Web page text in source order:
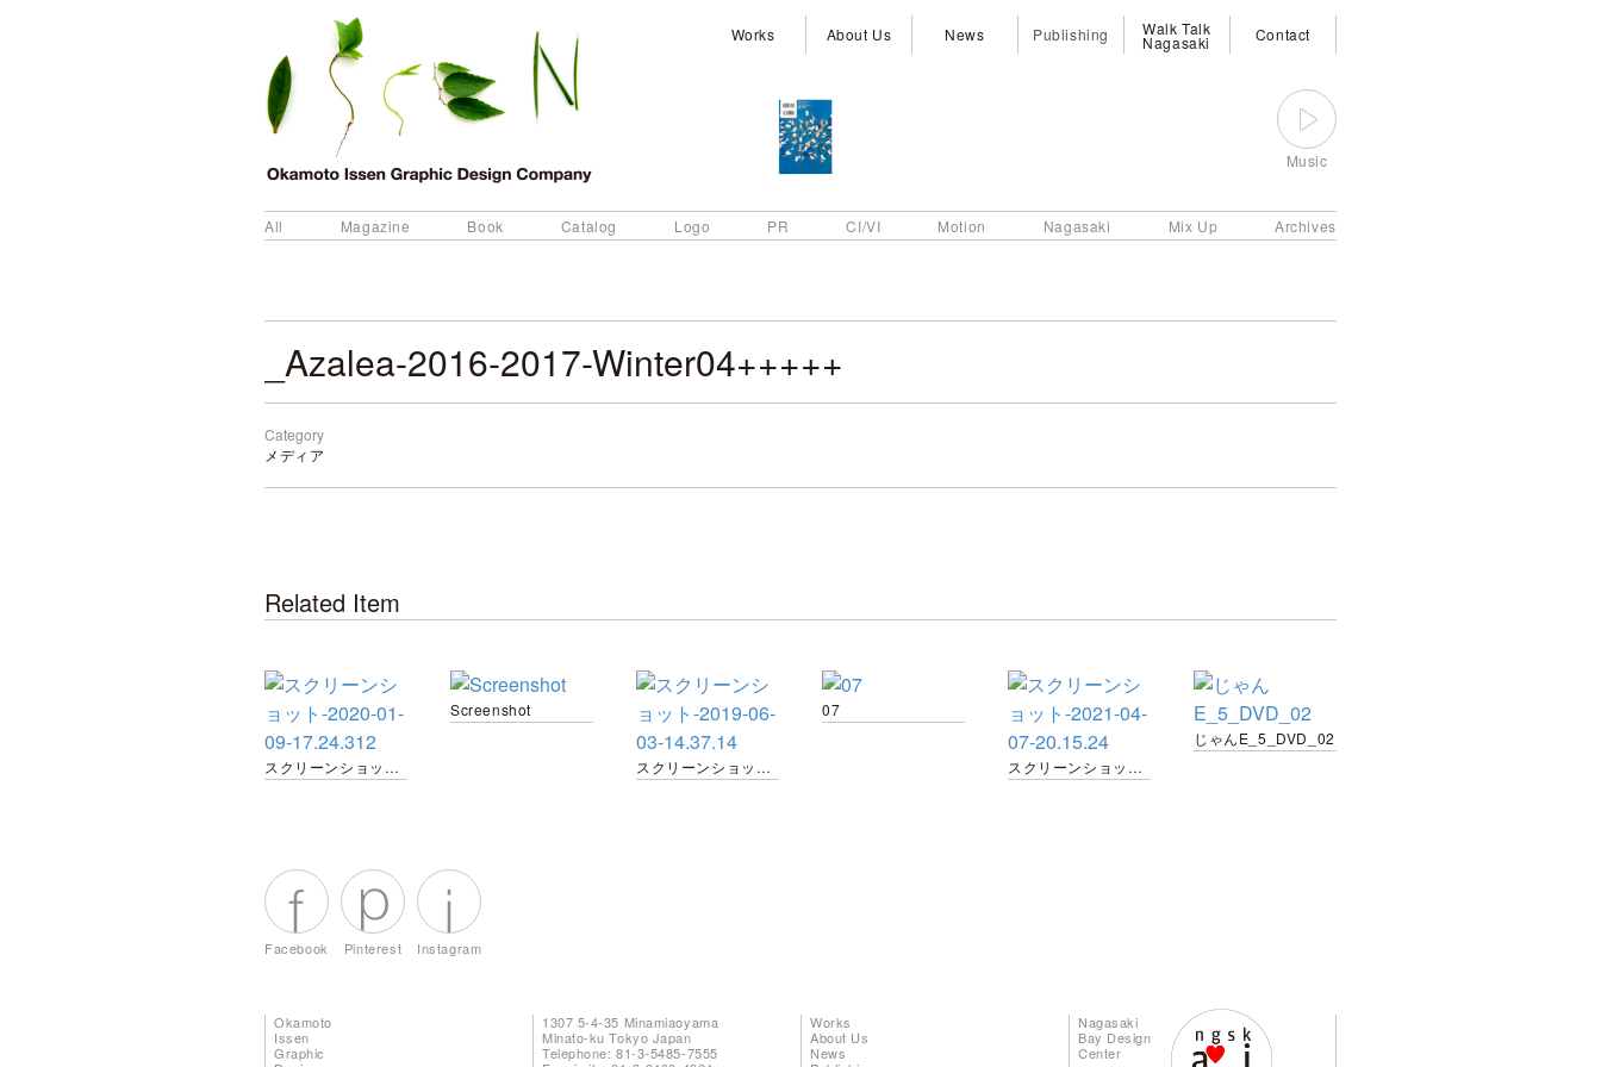
Works About Us News Publishing Walk Talk
Nagasaki Contact
Music
All Magazine Book Catalog Logo PR CI/VI Motion Nagasaki Mix Up Archives
_Azalea-2016-2017-Winter04+++++
Category
メディア
Related Item
スクリーンショット-2020-01-09-17.24.312
Screenshot
スクリーンショット-2019-06-03-14.37.14
07
スクリーンショット-2021-04-07-20.15.24
じゃんE_5_DVD_02
Facebook Pinterest Instagram
Okamoto
Issen
Graphic
1307 5-4-35 Minamiaoyama
Minato-ku Tokyo Japan
Telephone: 81-3-5485-7555
Works
About Us
News
Nagasaki
Bay Design
Center